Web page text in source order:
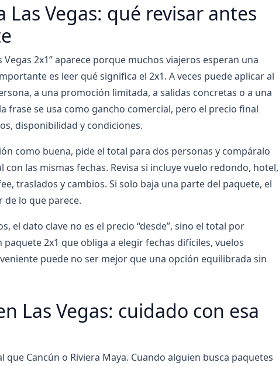
Las Vegas: qué revisar antes
Vegas 2x1” aparece porque muchos viajeros esperan una
es leer qué significa el 2x1. A veces puede aplicar al
a una promoción limitada, a salidas concretas o a una
frase se usa como gancho comercial, pero el precio final
disponibilidad y condiciones.
como buena, pide el total para dos personas y compáralo
las mismas fechas. Revisa si incluye vuelo redondo, hotel,
traslados y cambios. Si solo baja una parte del paquete, el
lo que parece.
el dato clave no es el precio “desde”, sino el total por
2x1 que obliga a elegir fechas difíciles, vuelos
puede no ser mejor que una opción equilibrada sin
Las Vegas: cuidado con esa
que Cancún o Riviera Maya. Cuando alguien busca paquetes